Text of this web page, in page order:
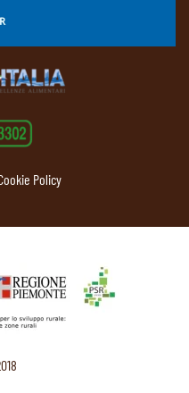
Policy